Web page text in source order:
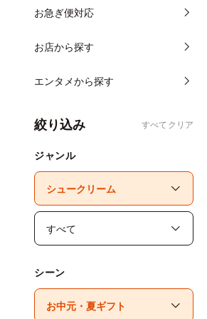
お急ぎ便対応
お店から探す
エンタメから探す
絞り込み すべてクリア
ジャンル
シーン